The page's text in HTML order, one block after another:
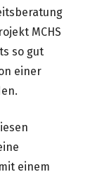
MCHS
so gut
einer
einem